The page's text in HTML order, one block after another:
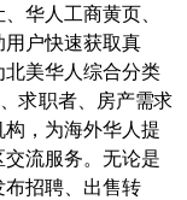
华人工商黄页、
户快速获取真
美华人综合分类
求职者、房产需求
，为海外华人提
流服务。无论是
招聘、出售转